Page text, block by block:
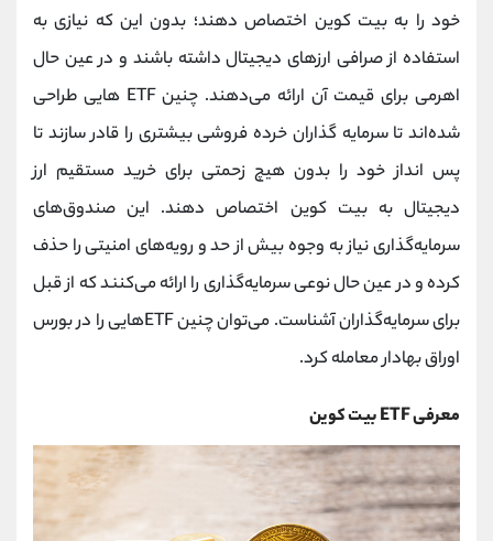
خود را به بیت کوین اختصاص دهند؛ بدون این‌ که نیازی به
استفاده از صرافی ارزهای دیجیتال داشته باشند و در عین حال
اهرمی برای قیمت آن ارائه می‌دهند. چنین ETF هایی طراحی
شده‌اند تا سرمایه گذاران خرده فروشی بیشتری را قادر سازند تا
پس انداز خود را بدون هیچ زحمتی برای خرید مستقیم ارز
دیجیتال به بیت کوین اختصاص دهند. این صندوق‌های
سرمایه‌گذاری نیاز به وجوه بیش از حد و رویه‌های امنیتی را حذف
کرده و در عین حال نوعی سرمایه‌گذاری را ارائه می‌کنند که از قبل
برای سرمایه‌گذاران آشناست. می‌توان چنین ETF‌هایی را در بورس
اوراق بهادار معامله کرد.
معرفی ETF بیت کوین
کانال تلگرام @alirezamehrabi_com